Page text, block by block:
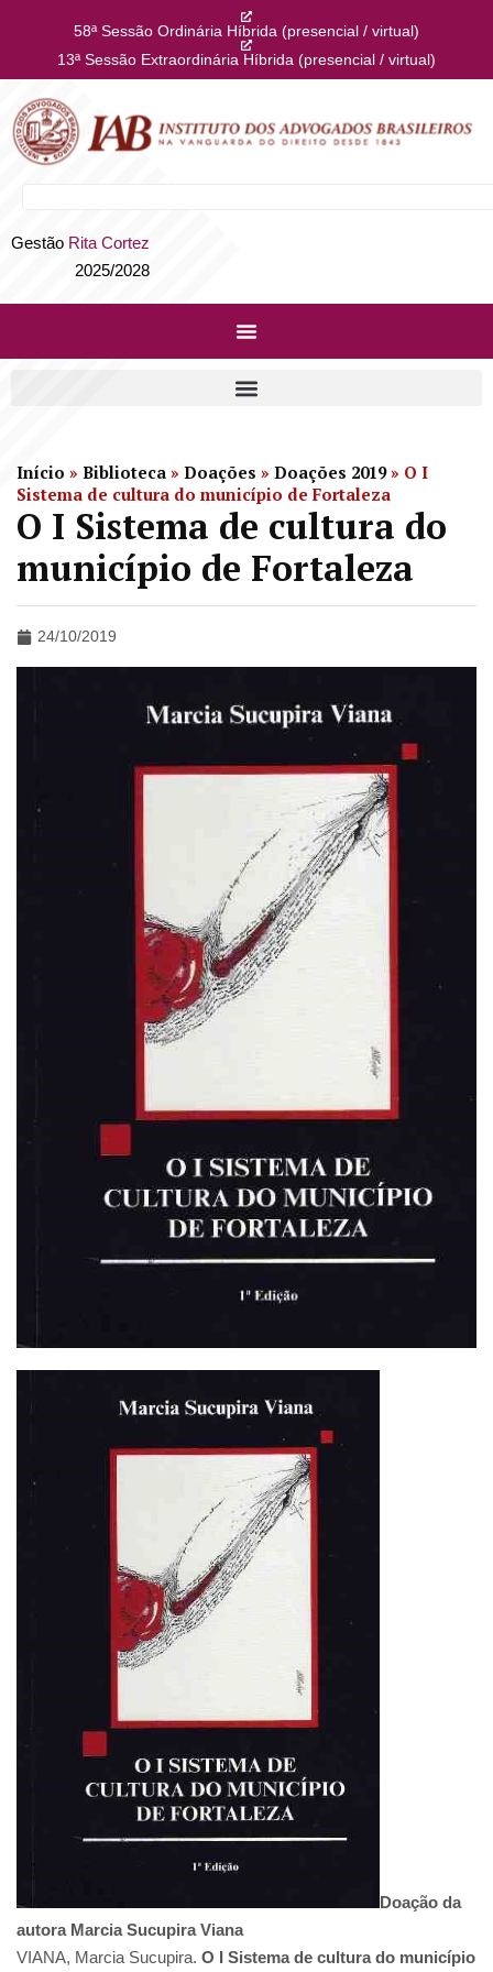
58ª Sessão Ordinária Híbrida (presencial / virtual)
13ª Sessão Extraordinária Híbrida (presencial / virtual)
Gestão Rita Cortez
2025/2028
Início » Biblioteca » Doações » Doações 2019» O I
Sistema de cultura do município de Fortaleza
O I Sistema de cultura do
município de Fortaleza
24/10/2019
Doação da
autora Marcia Sucupira Viana
VIANA, Marcia Sucupira. O I Sistema de cultura do município